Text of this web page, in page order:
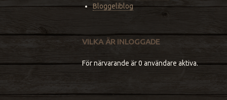
Bloggeliblog
VILKA ÄR INLOGGADE
För närvarande är 0 användare aktiva.